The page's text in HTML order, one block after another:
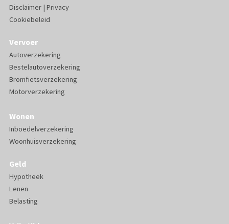
Disclaimer| Privacy
Cookiebeleid
Vervoer
Autoverzekering
Bestelautoverzekering
Bromfietsverzekering
Motorverzekering
Wonen
Inboedelverzekering
Woonhuisverzekering
Geld
Hypotheek
Lenen
Belasting